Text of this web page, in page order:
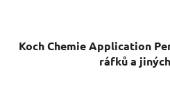
Koch Chemie Application
ráfků a